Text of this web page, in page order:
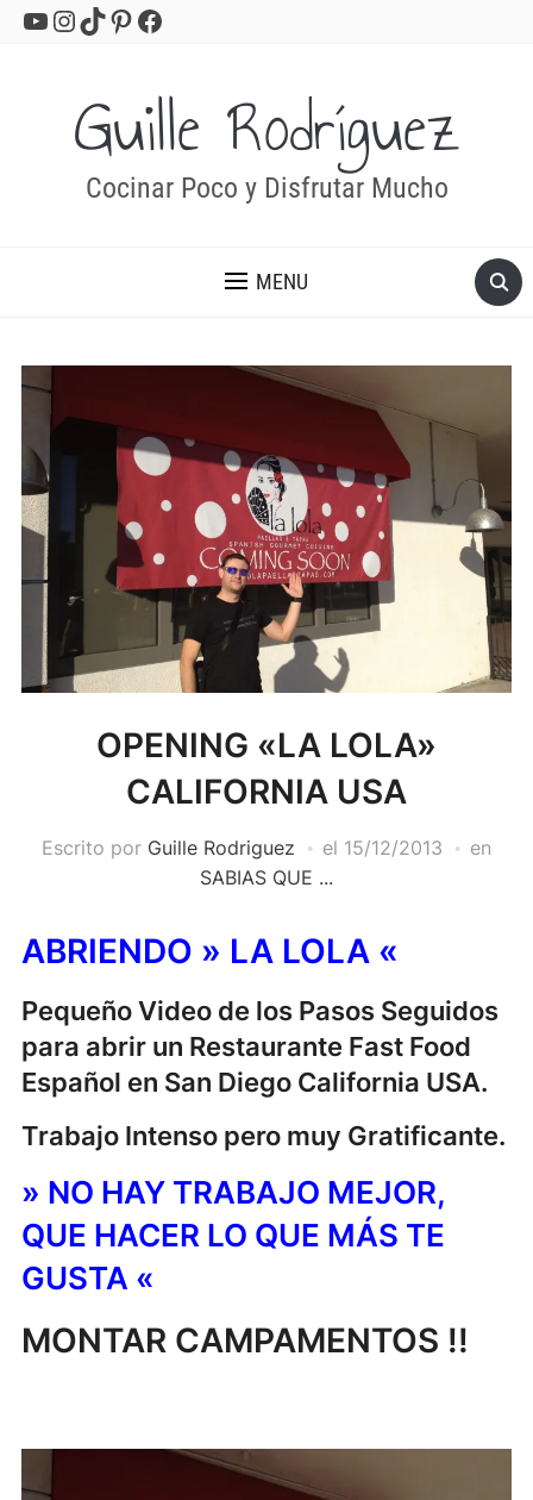
YouTube
Instagram
TikTok
Pinterest
Facebook
Guille Rodríguez
Cocinar Poco y Disfrutar Mucho
MENU
OPENING «LA LOLA»
CALIFORNIA USA
Escrito por Guille Rodriguez el 15/12/2013
en
SABIAS QUE ...
ABRIENDO » LA LOLA «
Pequeño Video de los Pasos Seguidos
para abrir un Restaurante Fast Food
Español en San Diego California USA.
Trabajo Intenso pero muy Gratificante.
» NO HAY TRABAJO MEJOR,
QUE HACER LO QUE MÁS TE
GUSTA «
MONTAR CAMPAMENTOS !!